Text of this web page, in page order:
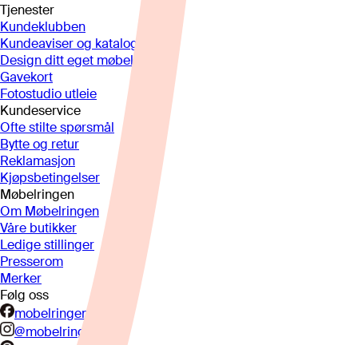
Tjenester
Kundeklubben
Kundeaviser og kataloger
Design ditt eget møbel
Gavekort
Fotostudio utleie
Kundeservice
Ofte stilte spørsmål
Bytte og retur
Reklamasjon
Kjøpsbetingelser
Møbelringen
Om Møbelringen
Våre butikker
Ledige stillinger
Presserom
Merker
Følg oss
mobelringen.no
@mobelringen